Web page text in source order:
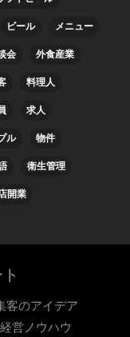
ビール メニュー
会 外食産業
料理人
求人
ル 物件
衛生管理
開業
客のアイデア
営ノウハウ